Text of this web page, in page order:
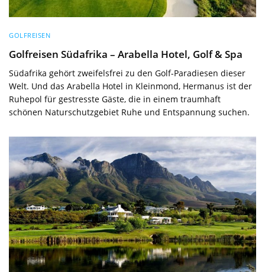
GOLFREISEN
Golfreisen Südafrika – Arabella Hotel, Golf & Spa
Südafrika gehört zweifelsfrei zu den Golf-Paradiesen dieser
Welt. Und das Arabella Hotel in Kleinmond, Hermanus ist der
Ruhepol für gestresste Gäste, die in einem traumhaft
schönen Naturschutzgebiet Ruhe und Entspannung suchen.